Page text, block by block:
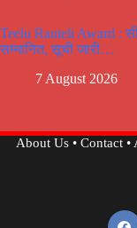
Teelu Rauteli Award :
सम्मानित, सूची जारी…
7 August 2026
About Us• Contact•